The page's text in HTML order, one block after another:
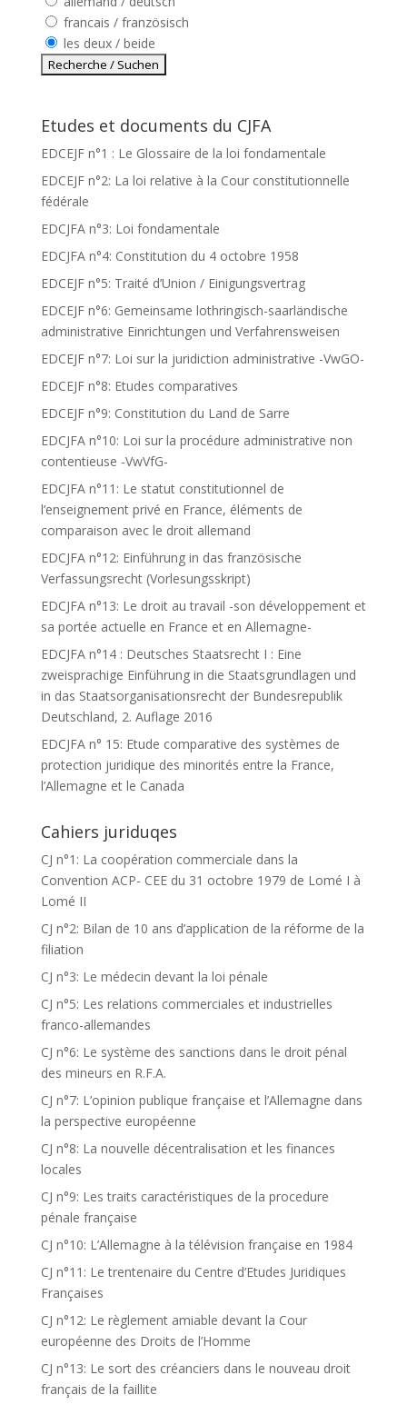
francais / französisch
les deux / beide
Etudes et documents du CJFA
EDCEJF n°1 : Le Glossaire de la loi fondamentale
EDCEJF n°2: La loi relative à la Cour constitutionnelle
fédérale
EDCJFA n°3: Loi fondamentale
EDCJFA n°4: Constitution du 4 octobre 1958
EDCEJF n°5: Traité d’Union / Einigungsvertrag
EDCEJF n°6: Gemeinsame lothringisch-saarländische
administrative Einrichtungen und Verfahrensweisen
EDCEJF n°7: Loi sur la juridiction administrative -VwGO-
EDCEJF n°8: Etudes comparatives
EDCEJF n°9: Constitution du Land de Sarre
EDCJFA n°10: Loi sur la procédure administrative non
contentieuse -VwVfG-
EDCJFA n°11: Le statut constitutionnel de
l’enseignement privé en France, éléments de
comparaison avec le droit allemand
EDCJFA n°12: Einführung in das französische
Verfassungsrecht (Vorlesungsskript)
EDCJFA n°13: Le droit au travail -son développement et
sa portée actuelle en France et en Allemagne-
EDCJFA n°14 : Deutsches Staatsrecht I : Eine
zweisprachige Einführung in die Staatsgrundlagen und
in das Staatsorganisationsrecht der Bundesrepublik
Deutschland, 2. Auflage 2016
EDCJFA n° 15: Etude comparative des systèmes de
protection juridique des minorités entre la France,
l’Allemagne et le Canada
Cahiers juriduqes
CJ n°1: La coopération commerciale dans la
Convention ACP- CEE du 31 octobre 1979 de Lomé I à
Lomé II
CJ n°2: Bilan de 10 ans d’application de la réforme de la
filiation
CJ n°3: Le médecin devant la loi pénale
CJ n°5: Les relations commerciales et industrielles
franco-allemandes
CJ n°6: Le système des sanctions dans le droit pénal
des mineurs en R.F.A.
CJ n°7: L’opinion publique française et l’Allemagne dans
la perspective européenne
CJ n°8: La nouvelle décentralisation et les finances
locales
CJ n°9: Les traits caractéristiques de la procedure
pénale française
CJ n°10: L’Allemagne à la télévision française en 1984
CJ n°11: Le trentenaire du Centre d’Etudes Juridiques
Françaises
CJ n°12: Le règlement amiable devant la Cour
européenne des Droits de l’Homme
CJ n°13: Le sort des créanciers dans le nouveau droit
français de la faillite